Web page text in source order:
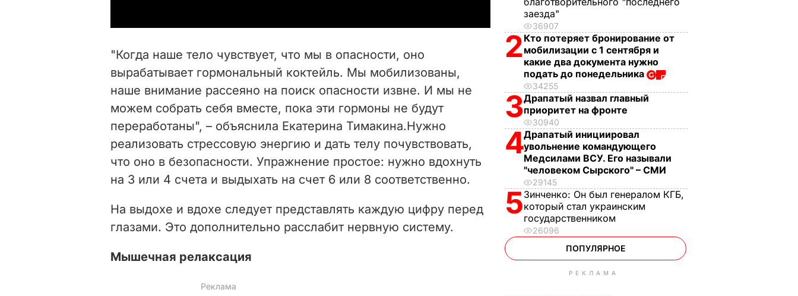
i
d
e
o
"Когда наше тело чувствует, что мы в опасности, оно
вырабатывает гормональный коктейль. Мы мобилизованы,
наше внимание рассеяно на поиск опасности извне. И мы не
можем собрать себя вместе, пока эти гормоны не будут
переработаны", – объяснила Екатерина Тимакина.Нужно
реализовать стрессовую энергию и дать телу почувствовать,
что оно в безопасности. Упражнение простое: нужно вдохнуть
на 3 или 4 счета и выдыхать на счет 6 или 8 соответственно.
На выдохе и вдохе следует представлять каждую цифру перед
глазами. Это дополнительно расслабит нервную систему.
Мышечная релаксация
заезда"
36907
2 Кто потеряет бронирование от
мобилизации с 1 сентября и
какие два документа нужно
подать до понедельника
34255
3Драпатый назвал главный
приоритет на фронте
30940
4Драпатый инициировал
увольнение командующего
Медсилами ВСУ. Его называли
"человеком Сырского" – СМИ
29145
5Зинченко: Он был генералом КГБ,
который стал украинским
государственником
26096
ПОПУЛЯРНОЕ
РЕКЛАМА